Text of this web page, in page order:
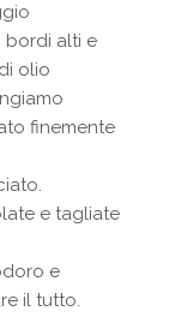
bordi alti e
olio
finemente
e tagliate
e
il tutto.